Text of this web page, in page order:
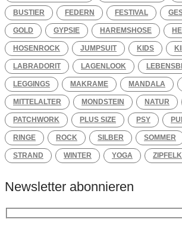
BUSTIER FEDERN FESTIVAL
GOLD GYPSIE HAREMSHOSE
HOSENROCK JUMPSUIT KIDS
LABRADORIT LAGENLOOK
LEGGINGS MAKRAME MANDALA
MITTELALTER MONDSTEIN NATUR
PATCHWORK PLUS SIZE PSY
RINGE ROCK SILBER SOMMER
STRAND WINTER YOGA
Newsletter abonnieren